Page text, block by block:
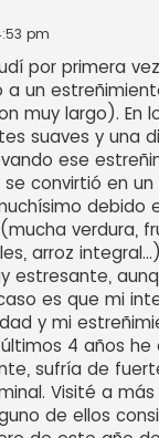
pm
por primera
a un
muy largo). En
suaves y una
ese
convirtió en
debido
verdura,
arroz
estresante,
es que mi
y mi
4 años
sufría de
Visité a
de ellos